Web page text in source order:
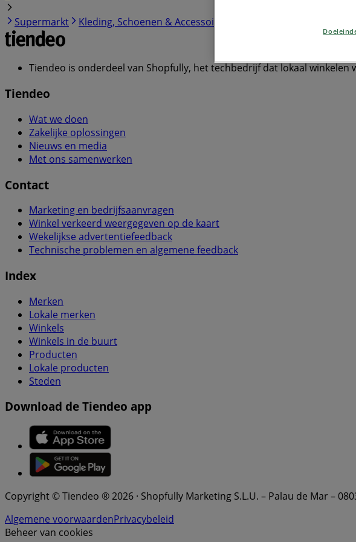
Supermarkt
Kleding, Schoenen & Accessoires
Tiendeo is onderdeel van Shopfully, het techbedrijf dat lokaal
Tiendeo
Wat we doen
Zakelijke oplossingen
Nieuws en media
Met ons samenwerken
Contact
Marketing en bedrijfsaanvragen
Winkel verkeerd weergegeven op de kaart
Wekelijkse advertentiefeedback
Technische problemen en algemene feedback
Index
Merken
Lokale merken
Winkels
Winkels in de buurt
Producten
Lokale producten
Steden
Download de Tiendeo app
Copyright © Tiendeo ® 2026 · Shopfully Marketing S.L.U. – Palau de Mar –
Algemene voorwaardenPrivacybeleid
Beheer van cookies